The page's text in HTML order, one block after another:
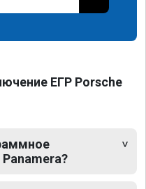
ЕГР Porsche